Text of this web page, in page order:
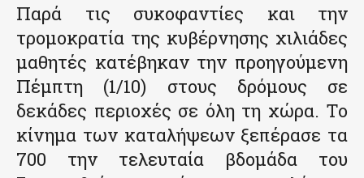
Παρά τις συκοφαντίες και την
τρομοκρατία της κυβέρνησης χιλιάδες
μαθητές κατέβηκαν την προηγούμενη
Πέμπτη (1/10) στους δρόμους σε
δεκάδες περιοχές σε όλη τη χώρα. Το
κίνημα των καταλήψεων ξεπέρασε τα
700 την τελευταία βδομάδα του